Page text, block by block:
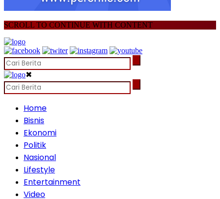
SCROLL TO CONTINUE WITH CONTENT
✖
Home
Bisnis
Ekonomi
Politik
Nasional
Lifestyle
Entertainment
Video